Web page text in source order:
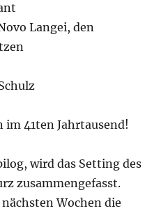
Langei, den
im 41ten Jahrtausend!
wird das Setting des
zusammengefasst.
Wochen die